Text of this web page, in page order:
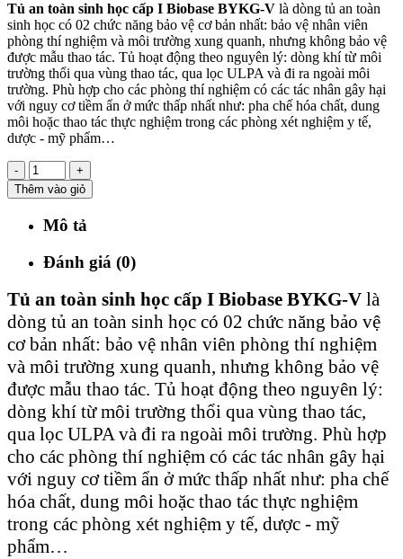
Tủ an toàn sinh học cấp I Biobase BYKG-V là dòng tủ an toàn
sinh học có 02 chức năng bảo vệ cơ bản nhất: bảo vệ nhân viên
phòng thí nghiệm và môi trường xung quanh, nhưng không bảo vệ
được mẫu thao tác. Tủ hoạt động theo nguyên lý: dòng khí từ môi
trường thổi qua vùng thao tác, qua lọc ULPA và đi ra ngoài môi
trường. Phù hợp cho các phòng thí nghiệm có các tác nhân gây hại
với nguy cơ tiềm ẩn ở mức thấp nhất như: pha chế hóa chất, dung
môi hoặc thao tác thực nghiệm trong các phòng xét nghiệm y tế,
dược - mỹ phẩm…
-
+
Thêm vào giỏ
Mô tả
Đánh giá (0)
Tủ an toàn sinh học cấp I Biobase BYKG-V là
dòng tủ an toàn sinh học có 02 chức năng bảo vệ
cơ bản nhất: bảo vệ nhân viên phòng thí nghiệm
và môi trường xung quanh, nhưng không bảo vệ
được mẫu thao tác. Tủ hoạt động theo nguyên lý:
dòng khí từ môi trường thổi qua vùng thao tác,
qua lọc ULPA và đi ra ngoài môi trường. Phù hợp
cho các phòng thí nghiệm có các tác nhân gây hại
với nguy cơ tiềm ẩn ở mức thấp nhất như: pha chế
hóa chất, dung môi hoặc thao tác thực nghiệm
trong các phòng xét nghiệm y tế, dược - mỹ
phẩm…